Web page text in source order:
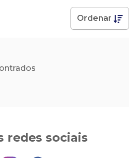
Ordenar
redes sociais